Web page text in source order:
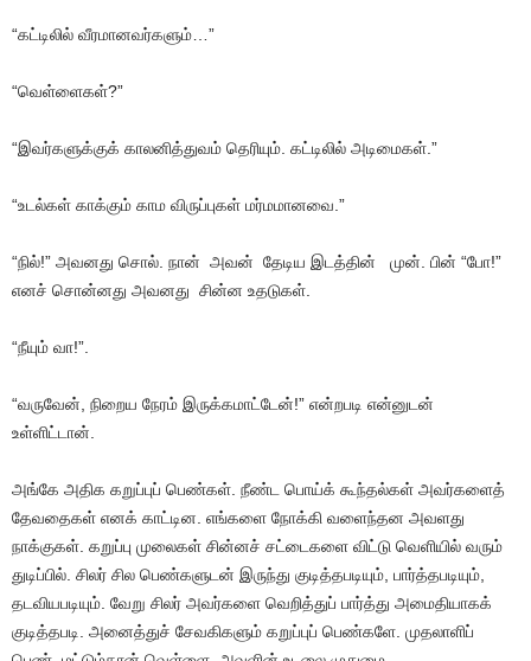
“கட்டிலில் வீரமானவர்களும்…”
“வெள்ளைகள்?”
“இவர்களுக்குக் காலனித்துவம் தெரியும். கட்டிலில் அடிமைகள்.”
“உடல்கள் காக்கும் காம விருப்புகள் மர்மமானவை.”
“நில்!” அவனது சொல். நான் அவன் தேடிய இடத்தின் முன். பின் “போ!”
எனச் சொன்னது அவனது சின்ன உதடுகள்.
“நீயும் வா!”.
“வருவேன், நிறைய நேரம் இருக்கமாட்டேன்!” என்றபடி என்னுடன்
உள்ளிட்டான்.
அங்கே அதிக கறுப்புப் பெண்கள். நீண்ட பொய்க் கூந்தல்கள் அவர்களைத்
தேவதைகள் எனக் காட்டின. எங்களை நோக்கி வளைந்தன அவளது
நாக்குகள். கறுப்பு முலைகள் சின்னச் சட்டைகளை விட்டு வெளியில் வரும்
துடிப்பில். சிலர் சில பெண்களுடன் இருந்து குடித்தபடியும், பார்த்தபடியும்,
தடவியபடியும். வேறு சிலர் அவர்களை வெறித்துப் பார்த்து அமைதியாகக்
குடித்தபடி. அனைத்துச் சேவகிகளும் கறுப்புப் பெண்களே. முதலாளிப்